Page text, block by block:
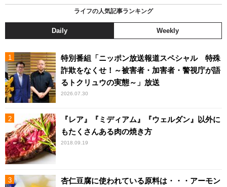
ライフの人気記事ランキング
Daily Weekly
特別番組「ニッポン放送報道スペシャル 特殊
詐欺をなくせ！～被害者・加害者・警視庁が語
るトクリュウの実態～」放送
2026.07.30
『レア』『ミディアム』『ウェルダン』以外に
もたくさんある肉の焼き方
2018.09.19
杏仁豆腐に使われている原料は・・・アーモン